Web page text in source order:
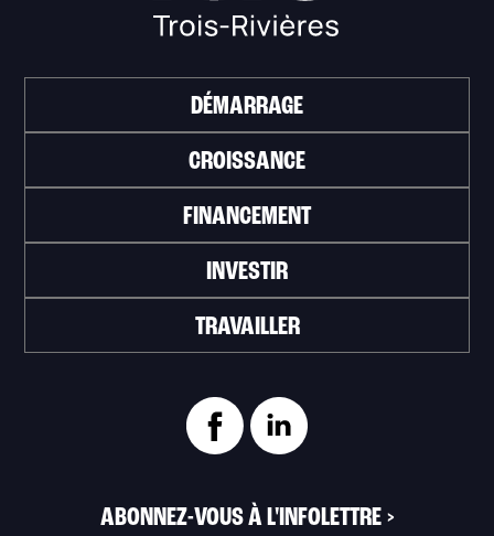
DÉMARRAGE
CROISSANCE
FINANCEMENT
INVESTIR
TRAVAILLER
ABONNEZ-VOUS À L'INFOLETTRE >